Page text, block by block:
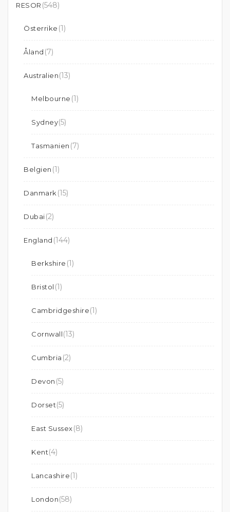
RESOR (548)
Österrike (1)
Åland (7)
Australien(13)
Melbourne (1)
Sydney(5)
Tasmanien (7)
Belgien (1)
Danmark (15)
Dubai(2)
England (144)
Berkshire (1)
Bristol (1)
Cambridgeshire(1)
Cornwall(13)
Cumbria (2)
Devon (5)
Dorset(5)
East Sussex(8)
Kent(4)
Lancashire(1)
London(58)